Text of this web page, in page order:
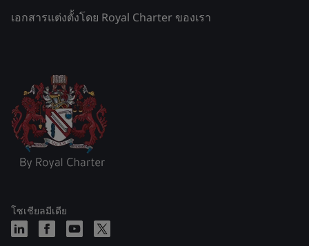
เอกสารแต่งตั้งโดย Royal Charter ของเรา
โซเชียลมีเดีย